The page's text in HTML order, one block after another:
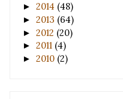
► 2014 (48)
► 2013 (64)
► 2012 (20)
► 2011 (4)
► 2010 (2)